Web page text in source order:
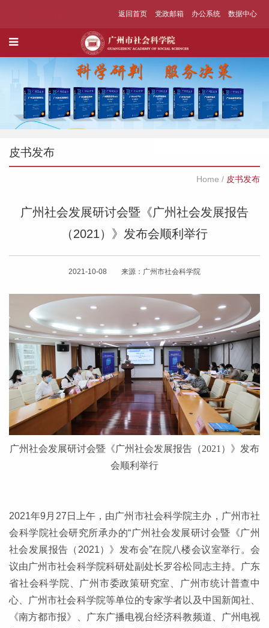
返回首页 党政邮箱 办公系统 数据中心
皮书发布
Home / 皮书发布
广州社会发展研讨会暨《广州社会发展报告
（2021）》发布会顺利举行
2021-10-08 来源：广州市社会科学院
广州社会发展研讨会暨《广州社会发展报告（2021）》发布
会顺利举行
2021年9月27日上午，由广州市社会科学院主办，广州市社
会科学院社会研究所承办的“广州社会发展研讨会暨《广州
社会发展报告（2021）》发布会”在院八楼会议室举行。会
议由广州市社会科学院科研处副处长罗谷松同志主持。广东
省社会科学院、广州市委政策研究室、广州市统计普查中
心、广州市社会科学院等单位的专家学者以及中国新闻社、
《南方都市报》、广东广播电视台经济科教频道、广州电视